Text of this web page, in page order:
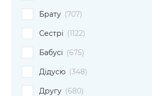
Брату (707)
Сестрі (1122)
Бабусі (675)
Дідусю (348)
Другу (680)